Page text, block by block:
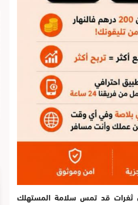
ثغرات قد تمس سلامة المستهلك